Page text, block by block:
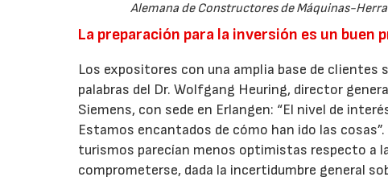
Alemana de Constructores de Máquinas-
La preparación para la inversión es un buen
Los expositores con una amplia base de
palabras del Dr. Wolfgang Heuring, director
Siemens, con sede en Erlangen: “El nivel de
Estamos encantados de cómo han ido las
turismos parecían menos optimistas respecto a
comprometerse, dada la incertidumbre general